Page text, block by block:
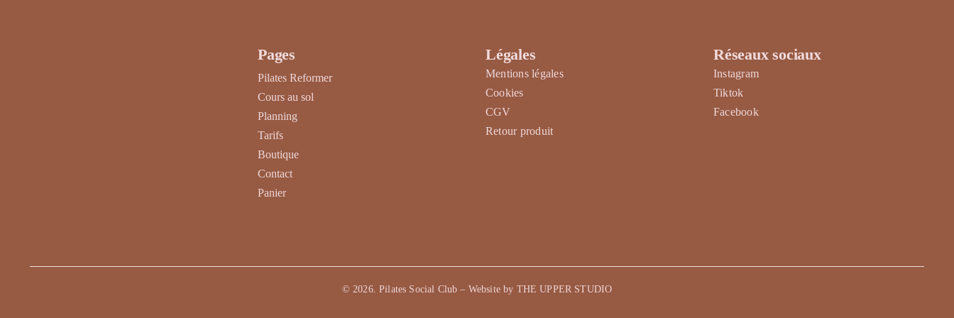
Pages
Pilates Reformer
Cours au sol
Planning
Tarifs
Boutique
Contact
Panier
Légales
Mentions légales
Cookies
CGV
Retour produit
Réseaux sociaux
Instagram
Tiktok
Facebook
©2026. Pilates Social Club – Website by THE UPPER STUDIO